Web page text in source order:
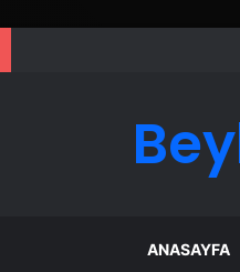
ANASAYFA